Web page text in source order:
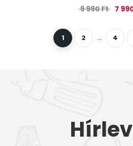
9 990Ft 7
1 2 … 4